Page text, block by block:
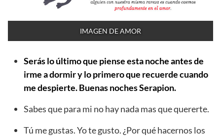
IMAGEN DE AMOR
Serás lo último que piense esta noche antes de
irme a dormir y lo primero que recuerde cuando
me despierte. Buenas noches Serapion.
Sabes que para mi no hay nada mas que quererte.
Tú me gustas. Yo te gusto. ¿Por qué hacernos los